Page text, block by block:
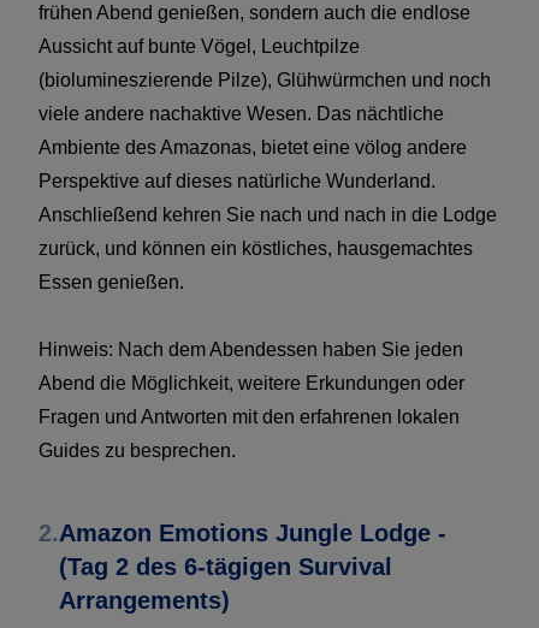
frühen Abend genießen, sondern auch die endlose
Aussicht auf bunte Vögel, Leuchtpilze
(biolumineszierende Pilze), Glühwürmchen und noch
viele andere nachaktive Wesen. Das nächtliche
Ambiente des Amazonas, bietet eine völog andere
Perspektive auf dieses natürliche Wunderland.
Anschließend kehren Sie nach und nach in die Lodge
zurück, und können ein köstliches, hausgemachtes
Essen genießen.
Hinweis: Nach dem Abendessen haben Sie jeden
Abend die Möglichkeit, weitere Erkundungen oder
Fragen und Antworten mit den erfahrenen lokalen
Guides zu besprechen.
2.Amazon Emotions Jungle Lodge -
(Tag 2 des 6-tägigen Survival
Arrangements)